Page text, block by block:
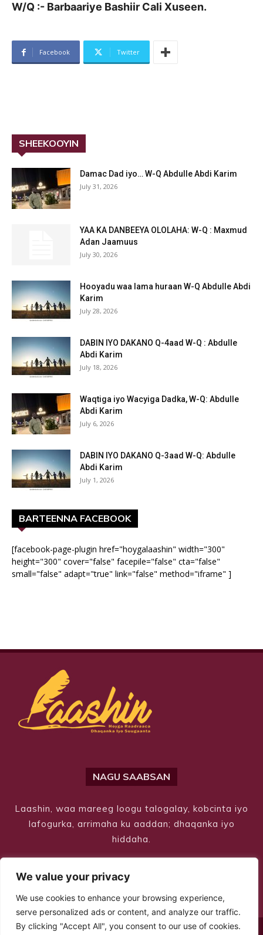
We value your privacy
We use cookies to enhance your browsing experience,
serve personalized ads or content, and analyze our traffic.
By clicking "Accept All", you consent to our use of cookies.
W/Q :- Barbaariye Bashiir Cali Xuseen.
Facebook Twitter
SHEEKOOYIN
Damac Dad iyo… W-Q Abdulle Abdi Karim
July 31, 2026
YAA KA DANBEEYA OLOLAHA: W-Q : Maxmud
Adan Jaamuus
July 30, 2026
Hooyadu waa lama huraan W-Q Abdulle Abdi
Karim
July 28, 2026
DABIN IYO DAKANO Q-4aad W-Q : Abdulle
Abdi Karim
July 18, 2026
Waqtiga iyo Wacyiga Dadka, W-Q: Abdulle
Abdi Karim
July 6, 2026
DABIN IYO DAKANO Q-3aad W-Q: Abdulle
Abdi Karim
July 1, 2026
BARTEENNA FACEBOOK
[facebook-page-plugin href="hoygalaashin" width="300"
height="300" cover="false" facepile="false" cta="false"
small="false" adapt="true" link="false" method="iframe" ]
NAGU SAABSAN
Laashin, waa mareeg loogu talogalay, kobcinta iyo
lafogurka, arrimaha ku aaddan; dhaqanka iyo
hiddaha.